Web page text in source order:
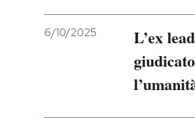
6/10/2025
L’ex